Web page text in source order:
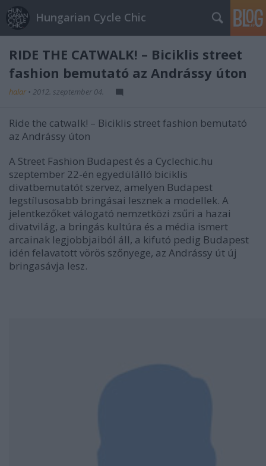
Hungarian Cycle Chic
RIDE THE CATWALK! – Biciklis street
fashion bemutató az Andrássy úton
halar • 2012. szeptember 04.
Ride the catwalk! – Biciklis street fashion bemutató
az Andrássy úton
A Street Fashion Budapest és a Cyclechic.hu
szeptember 22-én egyedülálló biciklis
divatbemutatót szervez, amelyen Budapest
legstílusosabb bringásai lesznek a modellek. A
jelentkezőket válogató nemzetközi zsűri a hazai
divatvilág, a bringás kultúra és a média ismert
arcainak legjobbjaiból áll, a kifutó pedig Budapest
idén felavatott vörös szőnyege, az Andrássy út új
bringasávja lesz.